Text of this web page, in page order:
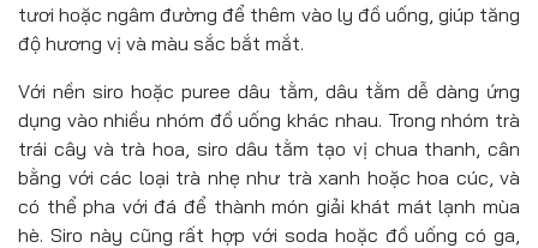
tươi hoặc ngâm đường để thêm vào ly đồ uống, giúp tăng
độ hương vị và màu sắc bắt mắt.
Với nền siro hoặc puree dâu tằm, dâu tằm dễ dàng ứng
dụng vào nhiều nhóm đồ uống khác nhau. Trong nhóm trà
trái cây và trà hoa, siro dâu tằm tạo vị chua thanh, cân
bằng với các loại trà nhẹ như trà xanh hoặc hoa cúc, và
có thể pha với đá để thành món giải khát mát lạnh mùa
hè. Siro này cũng rất hợp với soda hoặc đồ uống có ga,